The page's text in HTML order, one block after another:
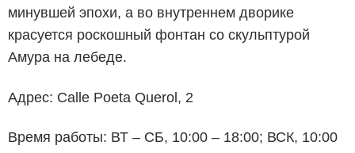
минувшей эпохи, а во внутреннем дворике
красуется роскошный фонтан со скульптурой
Амура на лебеде.
Адрес: Calle Poeta Querol, 2
Время работы: ВТ – СБ, 10:00 – 18:00; ВСК, 10:00